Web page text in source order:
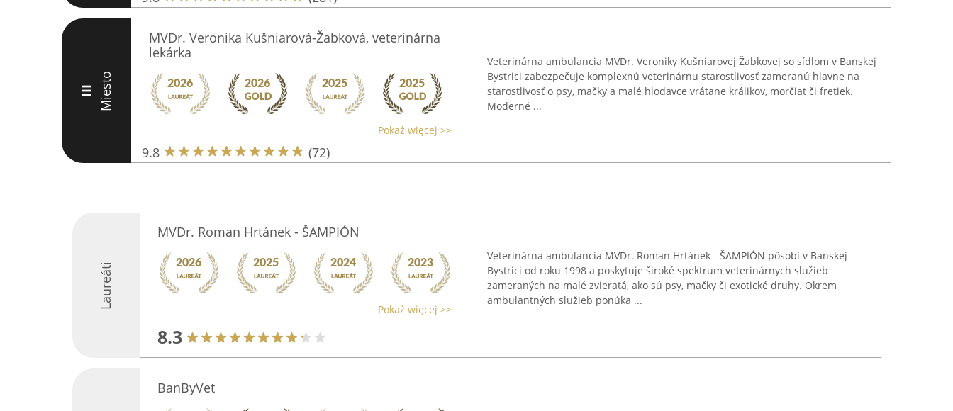
III Miesto
MVDr. Veronika Kušniarová-Žabková, veterinárna
lekárka
Pokaż więcej >>
9.8 (72)
Veterinárna ambulancia MVDr. Veroniky Kušniarovej Žabkovej so sídlom v Banskej
Bystrici zabezpečuje komplexnú veterinárnu starostlivosť zameranú hlavne na
starostlivosť o psy, mačky a malé hlodavce vrátane králikov, morčiat či fretiek.
Moderné ...
Laureáti
MVDr. Roman Hrtánek - ŠAMPIÓN
Pokaż więcej >>
8.3
Veterinárna ambulancia MVDr. Roman Hrtánek - ŠAMPIÓN pôsobí v Banskej
Bystrici od roku 1998 a poskytuje široké spektrum veterinárnych služieb
zameraných na malé zvieratá, ako sú psy, mačky či exotické druhy. Okrem
ambulantných služieb ponúka ...
BanByVet